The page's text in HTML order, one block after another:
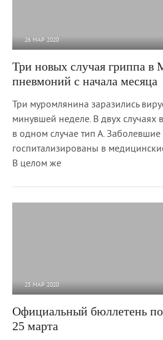
26 МАР 2020
Три новых случая гриппа в
пневмоний с начала месяца
Три муромлянина заразились
минувшей неделе. В двух случаях
в одном случае тип А.
госпитализированы в
В целом же
25 МАР 2020
Официальный бюллетень по
25 марта